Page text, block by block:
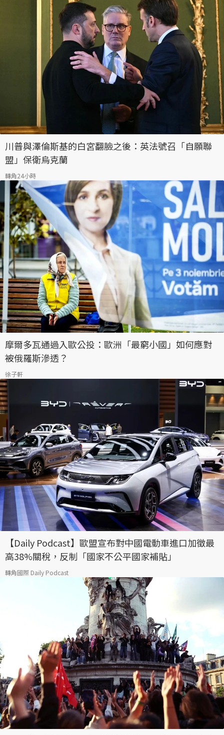
川普與澤倫斯基的白宮翻臉之後：英法號召「自願聯
盟」保衛烏克蘭
轉角24小時
摩爾多瓦通過入歐公投：歐洲「最窮小國」如何應對
被俄羅斯滲透？
徐子軒
【Daily Podcast】歐盟宣布對中國電動車進口加徵最
高38%關稅，反制「國家不公平國家補貼」
轉角國際 Daily Podcast